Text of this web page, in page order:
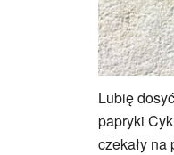
Lubię
papryki
czekały na